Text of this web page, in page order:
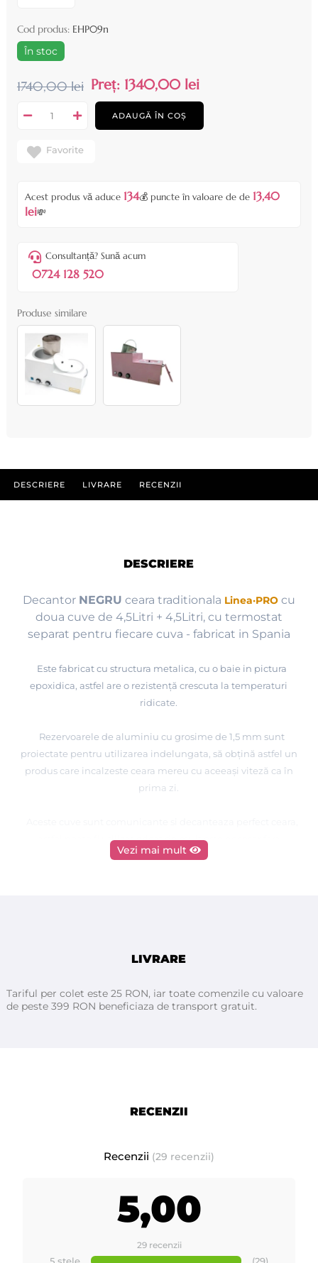
Cod produs: EHP09n
În stoc
1740,00 lei Preț: 1340,00 lei
ADAUGĂ ÎN COȘ
Favorite
Acest produs vă aduce 134💰 puncte în valoare de de 13,40
lei💸
Consultanță? Sună acum
0724 128 520
Produse similare
DESCRIERE LIVRARE RECENZII
DESCRIERE
Decantor NEGRU ceara traditionala Linea·PROcu
doua cuve de 4,5Litri + 4,5Litri, cu termostat
separat pentru fiecare cuva - fabricat in Spania
Este fabricat cu structura metalica, cu o baie in pictura
epoxidica, astfel are o rezistenţă crescuta la temperaturi
ridicate.
Rezervoarele de aluminiu cu grosime de 1,5 mm sunt
proiectate pentru utilizarea indelungata, să obţină astfel un
produs care incalzeste ceara mereu cu aceeaşi viteză ca în
prima zi.
astfel poate fi utilizat oricat de mult este necesar fara
intrerupere.
arata cand termostatul este in functiune
Acest decantor de ceara este prevazut cu sita din inox (filtru
de ceara) din foaie de otel inoxidabil, cu diametrul orificiilor
Decantorul se seteaza la temperatura de 120°C, dupa ce ceara
cerii pe timpul utilizarii.
Caracteristici tehnice:
Placa lustruita de 1,2 mm grosime
Vezi mai mult
LIVRARE
Tariful per colet este 25 RON, iar toate comenzile cu valoare
de peste 399 RON beneficiaza de transport gratuit.
RECENZII
Recenzii (29 recenzii)
5,00
29 recenzii